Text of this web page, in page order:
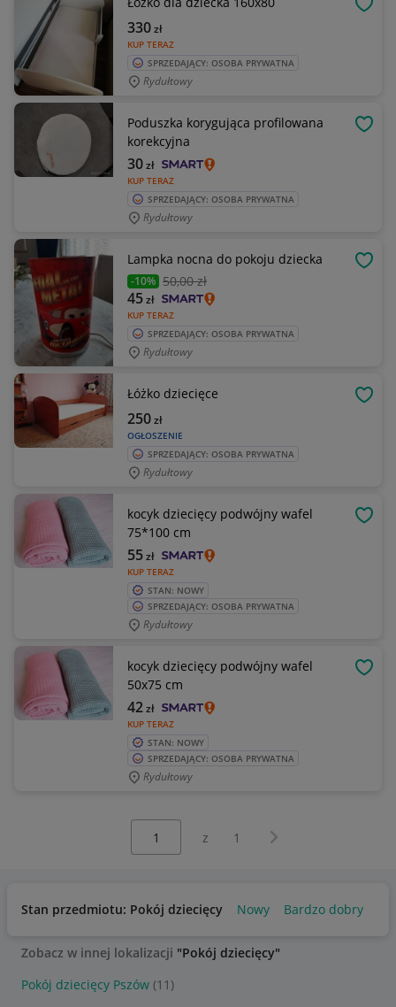
KUP TERAZ
330zł
SPRZEDAJĄCY: OSOBA PRYWATNA
Rydułtowy
Poduszka korygująca profilowana
korekcyjna
KUP TERAZ
30zł
SPRZEDAJĄCY: OSOBA PRYWATNA
Rydułtowy
Lampka nocna do pokoju dziecka
-10% 50,00 zł
KUP TERAZ
45zł
SPRZEDAJĄCY: OSOBA PRYWATNA
Rydułtowy
Łóżko dziecięce
OGŁOSZENIE
250zł
SPRZEDAJĄCY: OSOBA PRYWATNA
Rydułtowy
kocyk dziecięcy podwójny wafel
75*100 cm
KUP TERAZ
55zł
STAN: NOWY
SPRZEDAJĄCY: OSOBA PRYWATNA
Rydułtowy
kocyk dziecięcy podwójny wafel
50x75 cm
KUP TERAZ
42zł
STAN: NOWY
SPRZEDAJĄCY: OSOBA PRYWATNA
Rydułtowy
z 1 Następna strona
Stan przedmiotu: Pokój dziecięcy Nowy Bardzo dobry
Zobacz w innej lokalizacji "Pokój dziecięcy"
Pokój dziecięcy Pszów (11)